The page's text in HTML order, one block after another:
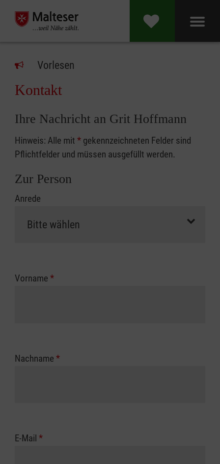
Vorlesen
Kontakt
Ihre Nachricht an Grit Hoffmann
Hinweis: Alle mit * gekennzeichneten Felder sind
Pflichtfelder und müssen ausgefüllt werden.
Zur Person
Anrede
Vorname *
Nachname *
E-Mail *